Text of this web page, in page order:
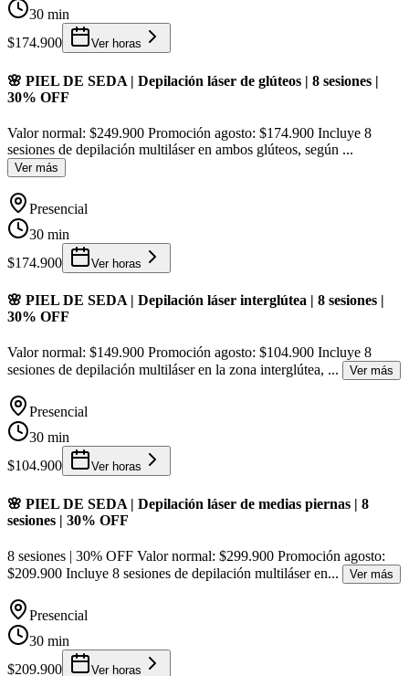
30 min
$174.900
Ver horas
🌸 PIEL DE SEDA | Depilación láser de glúteos | 8 sesiones |
30% OFF
Valor normal: $249.900 Promoción agosto: $174.900 Incluye 8
sesiones de depilación multiláser en ambos glúteos, según ...
Ver más
Presencial
30 min
$174.900
Ver horas
🌸 PIEL DE SEDA | Depilación láser interglútea | 8 sesiones |
30% OFF
Valor normal: $149.900 Promoción agosto: $104.900 Incluye 8
sesiones de depilación multiláser en la zona interglútea, ... Ver más
Presencial
30 min
$104.900
Ver horas
🌸 PIEL DE SEDA | Depilación láser de medias piernas | 8
sesiones | 30% OFF
8 sesiones | 30% OFF Valor normal: $299.900 Promoción agosto:
$209.900 Incluye 8 sesiones de depilación multiláser en... Ver más
Presencial
30 min
$209.900
Ver horas